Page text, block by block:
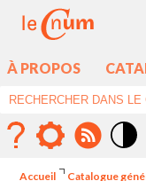
À PROPOS
Accueil Catalogue